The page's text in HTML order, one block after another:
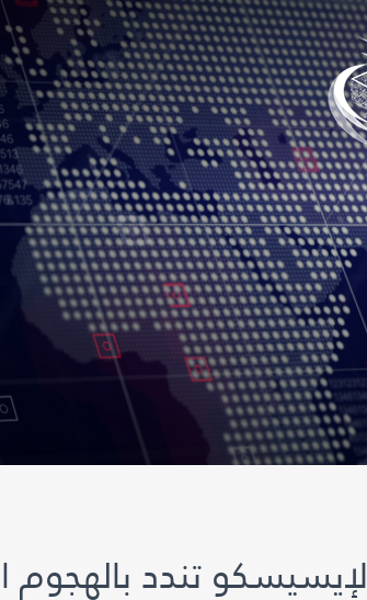
للإيسيسكو. جميع الحقوق محفوظة.
تندد بالهجوم